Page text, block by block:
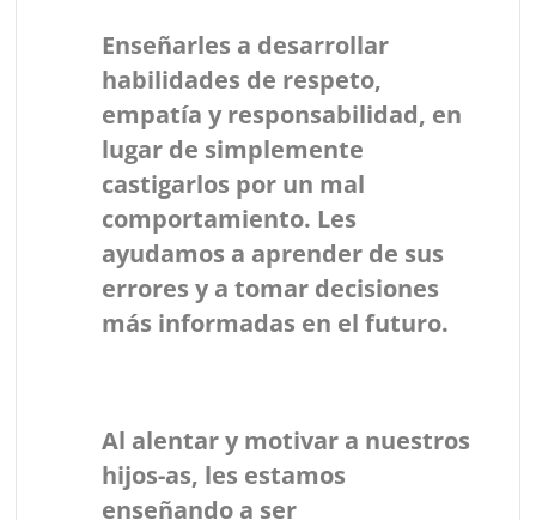
Enseñarles a desarrollar
habilidades de respeto,
empatía y responsabilidad, en
lugar de simplemente
castigarlos por un mal
comportamiento. Les
ayudamos a aprender de sus
errores y a tomar decisiones
más informadas en el futuro.
Al alentar y motivar a nuestros
hijos-as, les estamos
enseñando a ser